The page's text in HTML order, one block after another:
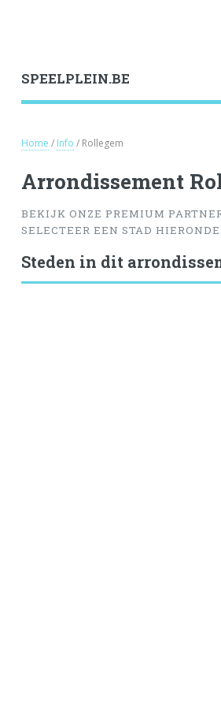
SPEELPLEIN.BE
Home / Info / Rollegem
Arrondissement
BEKIJK ONZE PREMIUM
SELECTEER EEN STAD
Steden in dit